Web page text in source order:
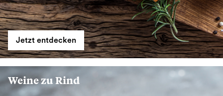
Jetzt entdecken
Weine zu Rind